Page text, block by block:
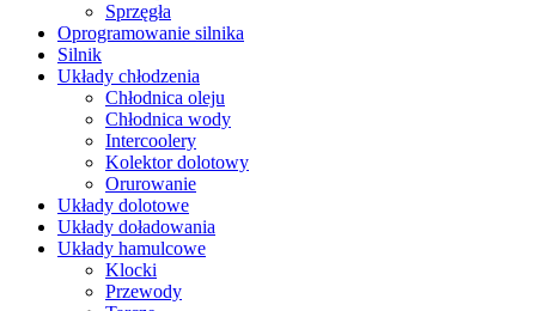
Sprzęgła
Oprogramowanie silnika
Silnik
Układy chłodzenia
Chłodnica oleju
Chłodnica wody
Intercoolery
Kolektor dolotowy
Orurowanie
Układy dolotowe
Układy doładowania
Układy hamulcowe
Klocki
Przewody